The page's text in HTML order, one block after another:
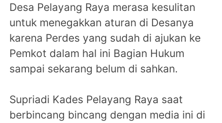
Desa Pelayang Raya merasa kesulitan
untuk menegakkan aturan di Desanya
karena Perdes yang sudah di ajukan ke
Pemkot dalam hal ini Bagian Hukum
sampai sekarang belum di sahkan.
Supriadi Kades Pelayang Raya saat
berbincang bincang dengan media ini di